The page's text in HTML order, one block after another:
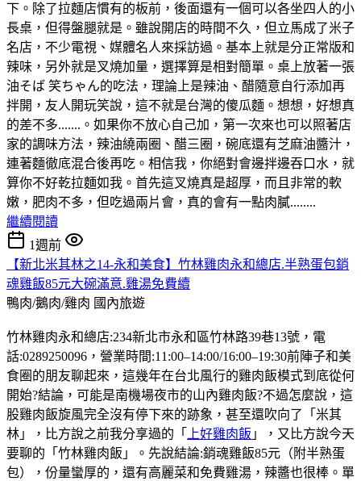
下。除了拉麵店慣有的板前，後面還有一個可以各坐四人的小
長桌，但得盤腿就是。雖說開店的時間不久，但立馬成了米子
名店，不少電視、媒體名人來採訪過。基本上就是分正常版和
辣味，另外就是叉燒加量，選擇算是相對簡單。桌上放著一張
油そば 笑ちゃん的吃法，理論上是辣油、醋隨意自行添加再
拌開，友人開玩笑說，這不就是台灣的傻瓜麵。想想，好想真
的差不多.......。如果你不放心自己加，第一次來也可以照著店
家的調味方法，辣油繞兩圈、醋三圈，碗底還有芝麻油醬汁，
連著麵徹底混合後再吃。相信我，你絕對會邊拌邊吞口水，就
算你不好乾拉麵如我。首先這叉燒真是超厚，而且非常的軟
嫩，肥肉不多，但吃過兩片會，真的會有一點肉膩........
繼續閱讀
1週前
【新北米其林之14-永和美食】竹林雞肉永和總店.半熟蛋包銷
魂雞飯85元大碗滿意.雞湯免費續
鴨肉/鵝肉/雞肉 國內旅遊
竹林雞肉永和總店:234新北市永和區竹林路39巷13號，電
話:0289250096，營業時間:11:00–14:00/16:00–19:30前陣子和美
食圈的朋友聊起來，這幾年在台北風行的雞肉飯模式到底從何
開始?結論，可能是南機場夜市的山內雞肉飯?不過怎麼說，這
股雞肉飯旋風完全沒有停下來的跡象，甚至還吹向了「米其
林」，比方說之前我分享過的「
上好雞肉飯 」，又比方說今天
要聊的「竹林雞肉飯」。先說結論:銷魂雞飯85元（附半熟蛋
包），份量蠻厚的，還有高麗菜和免費雞湯，辣醬也很棒。單